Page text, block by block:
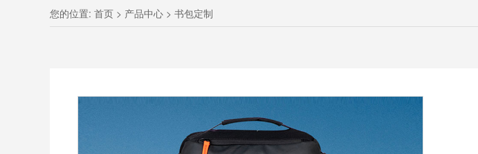
您的位置: 首页 > 产品中心 > 书包定制